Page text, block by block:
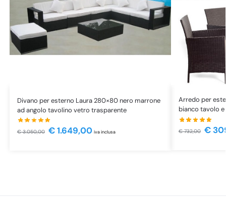
Divano per esterno Laura 280×80 nero marrone
ad angolo tavolino vetro trasparente
€3.050,00 €1.649,00 iva inclusa
Arredo per
bianco tavolo
€732,00 €